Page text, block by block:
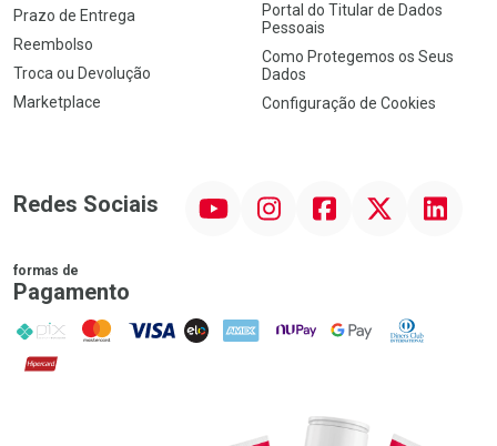
Prazo de Entrega
Reembolso
Troca ou Devolução
Marketplace
Portal do Titular de Dados
Pessoais
Como Protegemos os Seus
Dados
Configuração de Cookies
Redes Sociais InstagramFacebookTwitter Linkedin
formas de
Pagamento
PIX MasterCard
VISA ELO AMEX NuPay Google PayDiners Club
Hipercard
Promoção em Destaque